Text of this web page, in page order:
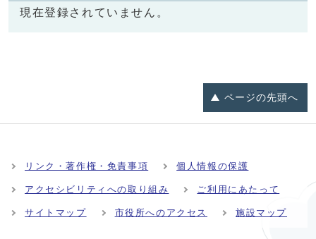
現在登録されていません。
ページの先頭へ
リンク・著作権・免責事項 個人情報の保護
アクセシビリティへの取り組み ご利用にあたって
サイトマップ 市役所へのアクセス 施設マップ